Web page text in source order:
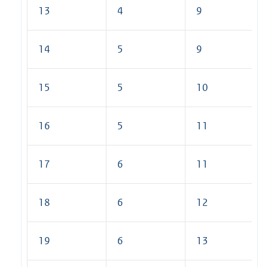
13 4 9
14 5 9
15 5 10
16 5 11
17 6 11
18 6 12
19 6 13